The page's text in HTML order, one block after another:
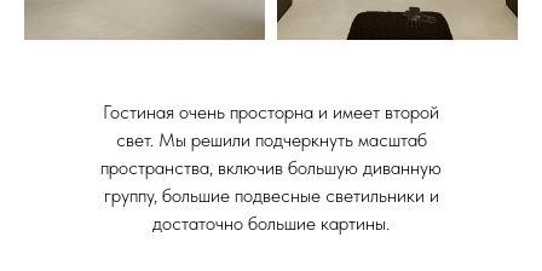
Гостиная очень просторна и имеет второй
свет. Мы решили подчеркнуть масштаб
пространства, включив большую диванную
группу, большие подвесные светильники и
достаточно большие картины.